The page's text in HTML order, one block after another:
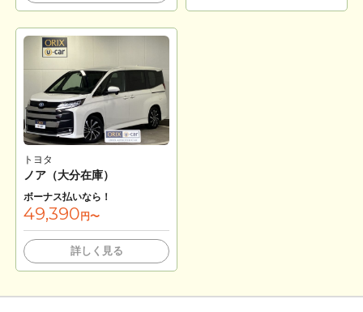
トヨタ
ノア（大分在庫）
ボーナス払いなら！
49,390 円〜
詳しく見る